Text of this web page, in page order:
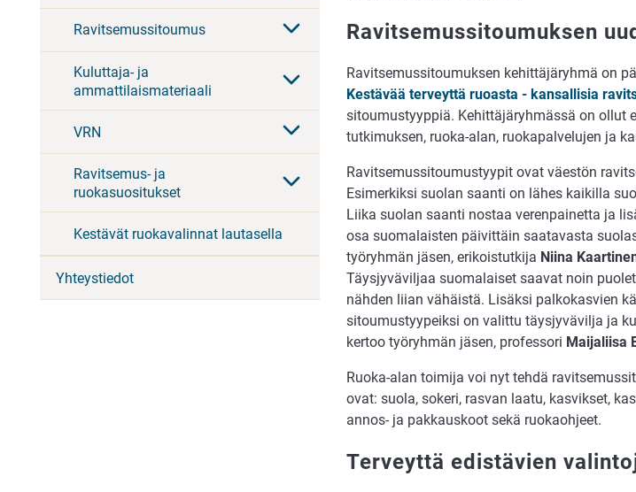
Ravitsemussitoumus
Kuluttaja- ja
ammattilaismateriaali
VRN
Ravitsemus- ja
ruokasuositukset
Kestävät ruokavalinnat lautasella
Yhteystiedot
Ravitsemussitoumuksen
Ravitsemussitoumuksen kehittäjäryhmä on
Kestävää terveyttä ruoasta - kansallisia
sitoumustyyppiä. Kehittäjäryhmässä on ollut
tutkimuksen, ruoka-alan, ruokapalvelujen ja
Ravitsemussitoumustyypit ovat väestön
Esimerkiksi suolan saanti on lähes kaikilla
Liika suolan saanti nostaa verenpainetta ja
osa suomalaisten päivittäin saatavasta
työryhmän jäsen, erikoistutkija Niina
Täysjyväviljaa suomalaiset saavat noin
nähden liian vähäistä. Lisäksi palkokasvien
sitoumustyypeiksi on valittu täysjyvävilja ja
kertoo työryhmän jäsen, professori Maijaliisa
Ruoka-alan toimija voi nyt tehdä
ovat: suola, sokeri, rasvan laatu, kasvikset,
annos- ja pakkauskoot sekä ruokaohjeet.
Terveyttä edistävien